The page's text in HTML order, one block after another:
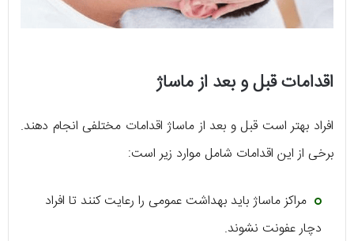
اقدامات قبل و بعد از ماساژ
افراد بهتر است قبل و بعد از ماساژ اقدامات مختلفی انجام دهند.
برخی از این اقدامات شامل موارد زیر است:
مراکز ماساژ باید بهداشت عمومی را رعایت کنند تا افراد
دچار عفونت نشوند.